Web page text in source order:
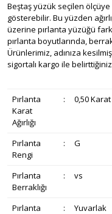
Beştaş yüzük seçilen ölçüye
gösterebilir. Bu yüzden
üzerine pırlanta yüzüğü
pırlanta boyutlarında,
Ürünlerimiz, adınıza
sigortalı kargo ile
Pırlanta
Karat
Ağırlığı
: 0,50 Karat
Pırlanta
Rengi
: G
Pırlanta
Berraklığı
: vs
Pırlanta
: Yuvarlak